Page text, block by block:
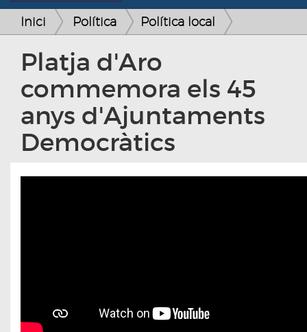
Inici Política Política local
Platja d'Aro
commemora els 45
anys d'Ajuntaments
Democràtics